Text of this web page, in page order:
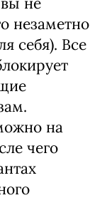
незаметно
себя). Все
на
чего